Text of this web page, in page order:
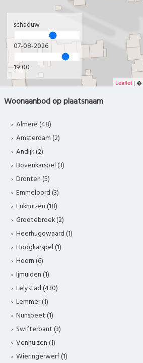
Leaflet | �
schaduw
07-08-2026
19:00
Woonaanbod op plaatsnaam
Almere (48)
Amsterdam (2)
Andijk (2)
Bovenkarspel (3)
Dronten (5)
Emmeloord (3)
Enkhuizen (18)
Grootebroek (2)
Heerhugowaard (1)
Hoogkarspel (1)
Hoorn (6)
Ijmuiden (1)
Lelystad (430)
Lemmer (1)
Nunspeet (1)
Swifterbant (3)
Venhuizen (1)
Wieringerwerf (1)